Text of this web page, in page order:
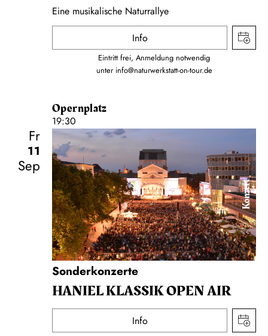
Eine musikalische Naturrallye
Info
Eintritt frei, Anmeldung notwendig
unter info@naturwerkstatt-on-tour.de
Opernplatz
19:30
Fr
11
Sep
Konzert
Sonderkonzerte
HANIEL KLASSIK OPEN AIR
Info